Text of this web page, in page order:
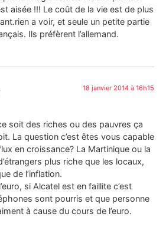
aisée !!! Le coût de la vie est de plus
a voir, et seule un petite partie
Ils préfèrent l’allemand.
18 janvier 2014 à 16h15
soit des riches ou des pauvres ça
La question c’est êtes vous capable
en croissance? La Martinique ou la
plus riche que les locaux,
de l’inflation.
si Alcatel est en faillite c’est
sont pourris et que personne
à cause du cours de l’euro.